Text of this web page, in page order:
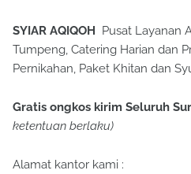
SYIAR AQIQOH Pusat Layanan
Tumpeng, Catering Harian dan
Pernikahan, Paket Khitan dan
Gratis ongkos kirim Seluruh
ketentuan berlaku)
Alamat kantor kami :